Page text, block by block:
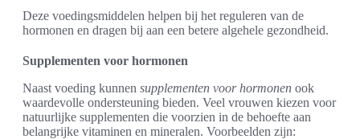
Deze voedingsmiddelen helpen bij het reguleren van de
hormonen en dragen bij aan een betere algehele gezondheid.
Supplementen voor hormonen
Naast voeding kunnen supplementen voor hormonen ook
waardevolle ondersteuning bieden. Veel vrouwen kiezen voor
natuurlijke supplementen die voorzien in de behoefte aan
belangrijke vitaminen en mineralen. Voorbeelden zijn: